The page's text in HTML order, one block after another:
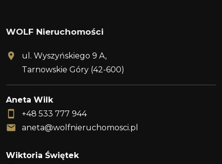
WOLF Nieruchomości
ul. Wyszyńskiego 9 A,
Tarnowskie Góry (42-600)
Aneta Wilk
+48 533 777 944
aneta@wolfnieruchomosci.pl
Wiktoria Świętek